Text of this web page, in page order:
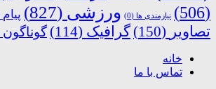
(506)
نیازمندی ها (0) ورزشی (827) پیام
تصاویر (150) گرافیک (114) گوناگون
خانه
تماس با ما